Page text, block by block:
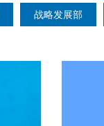
战略发展部